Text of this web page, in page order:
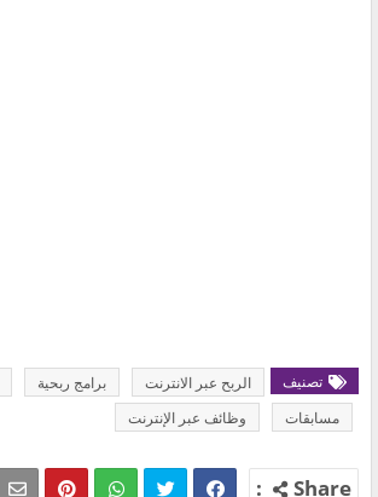
تصنيف الربح عبر الانترنت برامج ربحية
مسابقات
وظائف عبر الإنترنت